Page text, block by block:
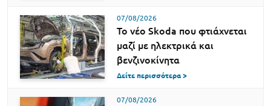
07/08/2026
Το νέο Skoda που φτιάχνεται
μαζί με ηλεκτρικά και
βενζινοκίνητα
Δείτε περισσότερα >
07/08/2026